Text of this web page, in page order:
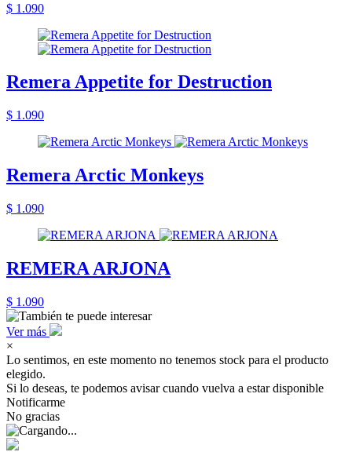
$ 1.090
Remera Appetite for Destruction
$ 1.090
Remera Arctic Monkeys
$ 1.090
REMERA ARJONA
$ 1.090
Ver más
×
Lo sentimos, en este momento no tenemos stock para el producto
elegido.
Si lo deseas, te podemos avisar cuando vuelva a estar disponible
Notificarme
No gracias